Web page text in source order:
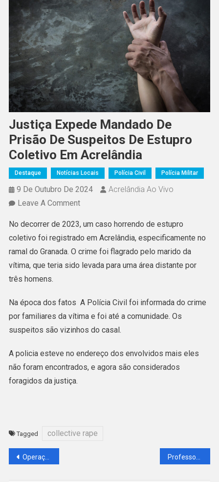
Justiça Expede Mandado De
Prisão De Suspeitos De Estupro
Coletivo Em Acrelândia
Destaque Notícias Locais Polícia Civil Polícia Militar
9 De Outubro De 2024
Acrelândia Ao Vivo
Leave A Comment
No decorrer de 2023, um caso horrendo de estupro
coletivo foi registrado em Acrelândia, especificamente no
ramal do Granada. O crime foi flagrado pelo marido da
vítima, que teria sido levada para uma área distante por
três homens.
Na época dos fatos A Polícia Civil foi informada do crime
por familiares da vítima e foi até a comunidade. Os
suspeitos são vizinhos do casal.
A policia esteve no endereço dos envolvidos mais eles
não foram encontrados, e agora são considerados
foragidos da justiça.
Tagged collective rape
Operação Conjunta em Acrelândia apreende Material Eleitoral Professor é preso acusado de abusar sexualmente de alunas e funcionárias em escola